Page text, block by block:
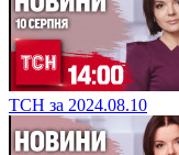
ТСН за 2024.08.10